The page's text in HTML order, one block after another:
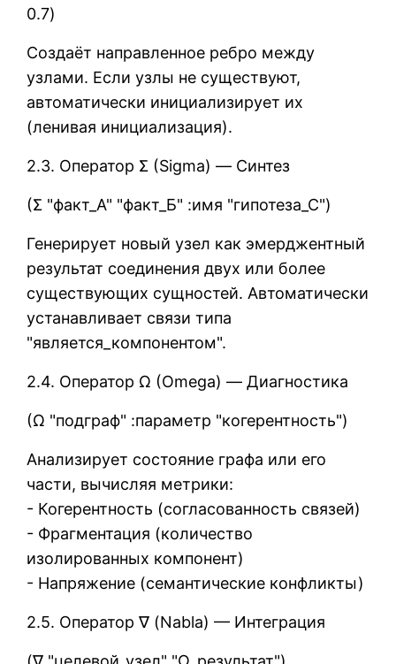
0.7)
Создаёт направленное ребро между
узлами. Если узлы не существуют,
автоматически инициализирует их
(ленивая инициализация).
2.3. Оператор Σ (Sigma) — Синтез
(Σ "факт_А" "факт_Б" :имя "гипотеза_С")
Генерирует новый узел как эмерджентный
результат соединения двух или более
существующих сущностей. Автоматически
устанавливает связи типа
"является_компонентом".
2.4. Оператор Ω (Omega) — Диагностика
(Ω "подграф" :параметр "когерентность")
Анализирует состояние графа или его
части, вычисляя метрики:
- Когерентность (согласованность связей)
- Фрагментация (количество
изолированных компонент)
- Напряжение (семантические конфликты)
2.5. Оператор ∇ (Nabla) — Интеграция